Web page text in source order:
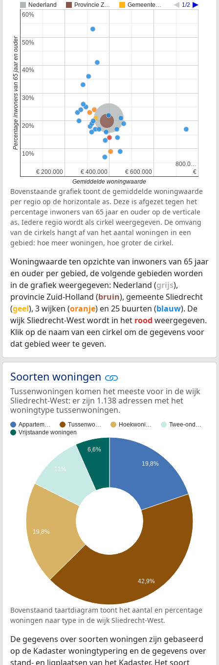
Nederland Provincie Z… Gemeente… 1/2
Nederland
Provincie Zuid-Holland
€ 200.000
€ 200.000 € 400.000
€ 400.000 € 600.000
€ 600.000 €
€
800.0…
800.0…
10%
10%
20%
20%
30%
30%
40%
40%
50%
50%
60%
60%
Gemiddelde woningwaarde
Percentage inwoners van 65 jaar en ouder
Bovenstaande grafiek toont de gemiddelde woningwaarde
per regio op de horizontale as. Deze is afgezet tegen het
percentage inwoners van 65 jaar en ouder op de verticale
as. Iedere regio wordt als cirkel weergegeven. De omvang
van de cirkels hangt af van het aantal woningen in een
gebied: hoe meer woningen, hoe groter de cirkel.
Woningwaarde ten opzichte van inwoners van 65 jaar
en ouder per gebied, de volgende gebieden worden
in de grafiek weergegeven: Nederland (grijs),
provincie Zuid-Holland (bruin), gemeente Sliedrecht
(geel), 3 wijken (oranje) en 25 buurten (blauw). De
wijk Sliedrecht-West wordt in het rood weergegeven.
Klik op de naam van een cirkel om de gegevens voor
dat gebied weer te geven.
Soorten woningen
Tussenwoningen komen het meeste voor in de wijk
Sliedrecht-West: er zijn 1.138 adressen met het
woningtype tussenwoningen.
Appartem… Tussenwo… Hoekwoni…
Twee-ond…
Vrijstaande woningen
19,8%
6,6%
11%
19,8%
42,9%
Bovenstaand taartdiagram toont het aantal en percentage
woningen naar type in de wijk Sliedrecht-West.
De gegevens over soorten woningen zijn gebaseerd
op de Kadaster woningtypering en de gegevens over
stand- en ligplaatsen van het Kadaster. Het soort